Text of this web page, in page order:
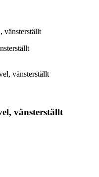
vänsterställt
vänsterställt